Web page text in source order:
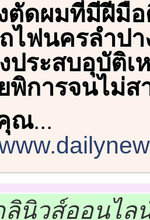
ตัดผมที่มีฝีมื
ไฟนครลำป
ประสบอุบัติ
พิการจนไม่
ณ...
ลินิวส์ออนไ